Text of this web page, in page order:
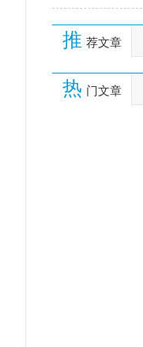
推 荐文章
热 门文章